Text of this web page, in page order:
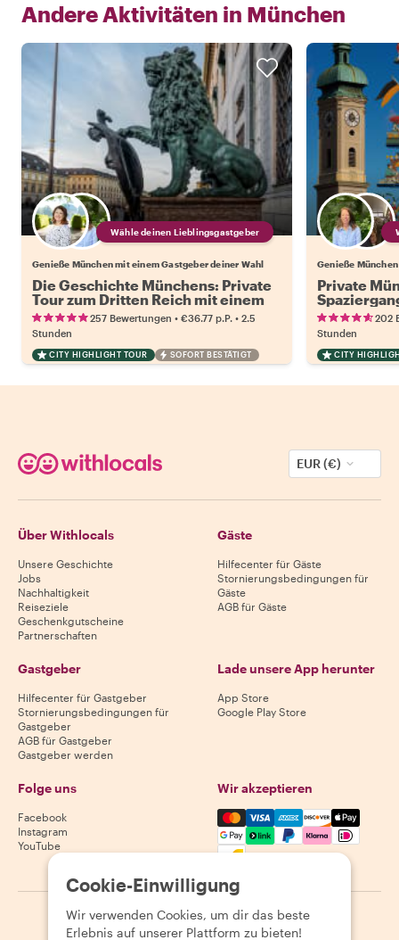
Andere Aktivitäten in München
Wähle deinen Lieblingsgastgeber
Genieße München mit einem Gastgeber deiner Wahl
Die Geschichte Münchens: Private
Tour zum Dritten Reich mit einem
lokalen Experten
257 Bewertungen • €36.77 p.P. • 2.5
Stunden
CITY HIGHLIGHT TOUR SOFORT BESTÄTIGT
Genieße
Private
202
Stunden
CITY
EUR (€)
Über Withlocals
Unsere Geschichte
Jobs
Nachhaltigkeit
Reiseziele
Geschenkgutscheine
Partnerschaften
Gäste
Hilfecenter für Gäste
Stornierungsbedingungen für
Gäste
AGB für Gäste
Gastgeber
Hilfecenter für Gastgeber
Stornierungsbedingungen für
Gastgeber
AGB für Gastgeber
Gastgeber werden
Lade unsere App herunter
App Store
Google Play Store
Folge uns
Facebook
Instagram
YouTube
Wir akzeptieren
Mastercard, Visa, Amex,
2026 Withlocals.com | Datenschutzerklärung | Cookies
Cookie-Einwilligung
Wir verwenden Cookies, um dir das beste
Erlebnis auf unserer Plattform zu bieten!